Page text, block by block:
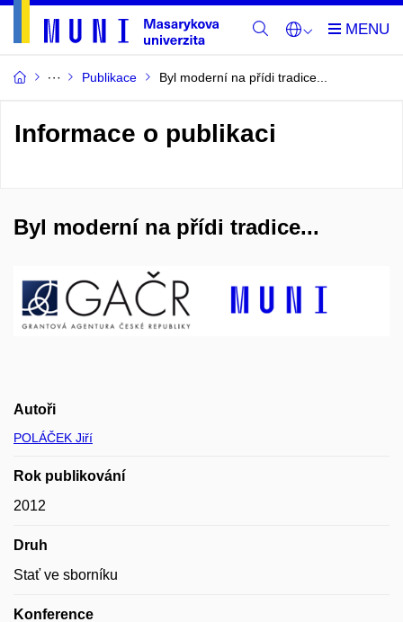
Publikace Byl moderní na přídi tradice...
Informace o publikaci
Byl moderní na přídi tradice...
Autoři
POLÁČEK Jiří
Rok publikování
2012
Druh
Stať ve sborníku
Konference